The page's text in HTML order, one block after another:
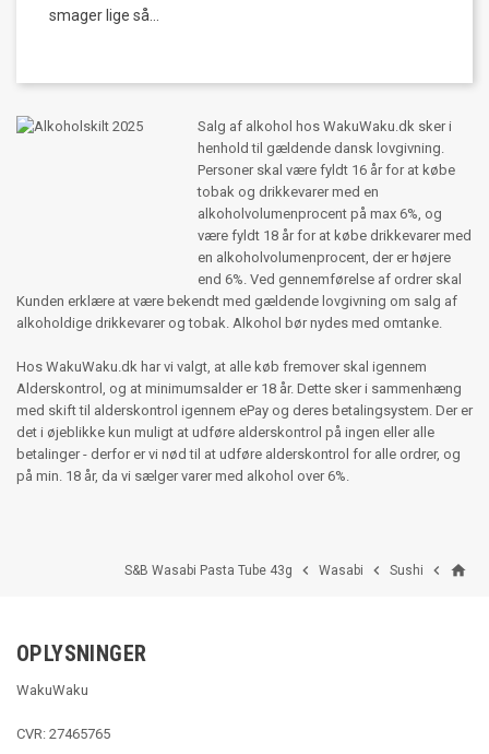
smager lige så...
Salg af alkohol hos WakuWaku.dk sker i
henhold til gældende dansk lovgivning.
Personer skal være fyldt 16 år for at købe
tobak og drikkevarer med en
alkoholvolumenprocent på max 6%, og
være fyldt 18 år for at købe drikkevarer med
en alkoholvolumenprocent, der er højere
end 6%. Ved gennemførelse af ordrer skal
Kunden erklære at være bekendt med gældende lovgivning om salg af
alkoholdige drikkevarer og tobak. Alkohol bør nydes med omtanke.
Hos WakuWaku.dk har vi valgt, at alle køb fremover skal igennem
Alderskontrol, og at minimumsalder er 18 år. Dette sker i sammenhæng
med skift til alderskontrol igennem ePay og deres betalingsystem. Der er
det i øjeblikke kun muligt at udføre alderskontrol på ingen eller alle
betalinger - derfor er vi nød til at udføre alderskontrol for alle ordrer, og
på min. 18 år, da vi sælger varer med alkohol over 6%.
home

Sushi

Wasabi

S&B Wasabi Pasta Tube 43g
OPLYSNINGER
WakuWaku
CVR: 27465765